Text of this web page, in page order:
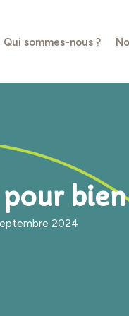
Qui sommes-nous ?
2024